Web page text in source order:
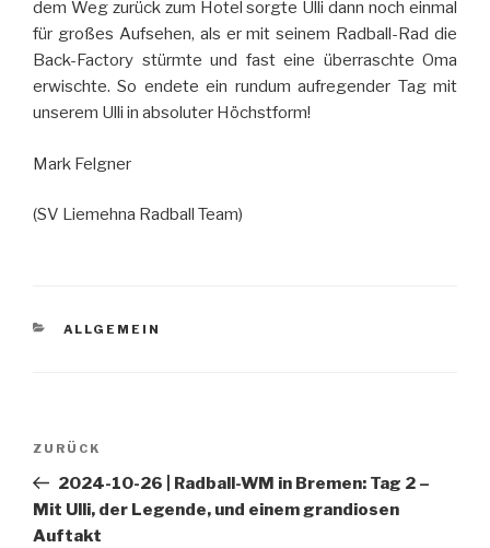
dem Weg zurück zum Hotel sorgte Ulli dann noch einmal
für großes Aufsehen, als er mit seinem Radball-Rad die
Back-Factory stürmte und fast eine überraschte Oma
erwischte. So endete ein rundum aufregender Tag mit
unserem Ulli in absoluter Höchstform!
Mark Felgner
(SV Liemehna Radball Team)
KATEGORIEN
ALLGEMEIN
Beitragsnavigation
Vorheriger
Beitrag
ZURÜCK
2024-10-26 | Radball-WM in Bremen: Tag 2 –
Mit Ulli, der Legende, und einem grandiosen
Auftakt